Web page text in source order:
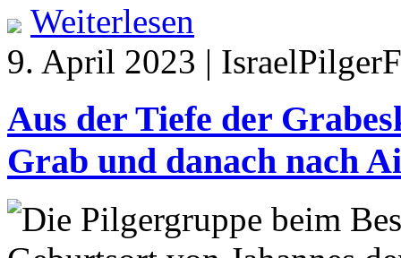
Weiterlesen
9. April 2023 |
Aus der Tiefe der
Grab und danach nach